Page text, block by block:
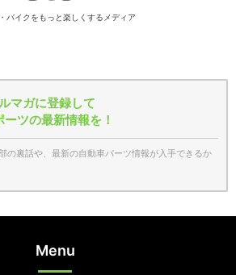
バイクをもっと楽しくするメディア
マガに登録して
ツの最新情報を！
の裏話や、最新の自動車パーツ情報が入手できるか
Menu